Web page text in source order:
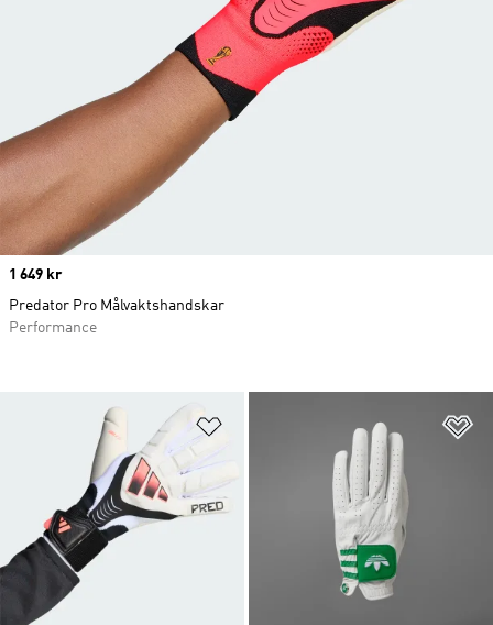
Lägg till på önskelistan
Price
1 649 kr
Predator Pro Målvaktshandskar
Performance